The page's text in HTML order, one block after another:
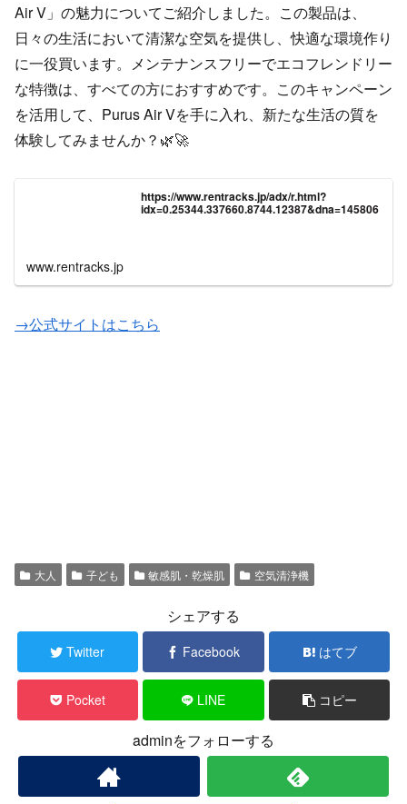
Air V」の魅力についてご紹介しました。この製品は、
日々の生活において清潔な空気を提供し、快適な環境作り
に一役買います。メンテナンスフリーでエコフレンドリー
な特徴は、すべての方におすすめです。このキャンペーン
を活用して、Purus Air Vを手に入れ、新たな生活の質を
体験してみませんか？🌿🚀
https://www.rentracks.jp/adx/r.html?
idx=0.25344.337660.8744.12387&dna=145806
www.rentracks.jp
→公式サイトはこちら
大人 子ども 敏感肌・乾燥肌 空気清浄機
シェアする
Twitter Facebook はてブ
Pocket LINE コピー
adminをフォローする